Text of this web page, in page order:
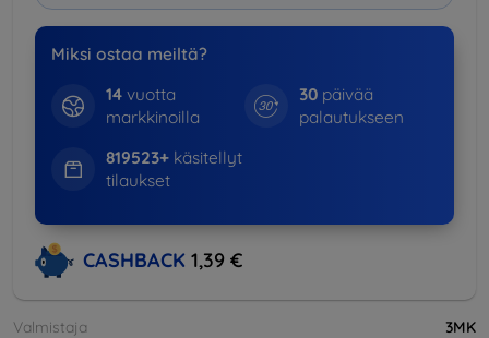
Miksi ostaa meiltä?
14vuotta
markkinoilla
30 päivää
palautukseen
819523+käsitellyt
tilaukset
CASHBACK 1,39 €
Valmistaja
3MK